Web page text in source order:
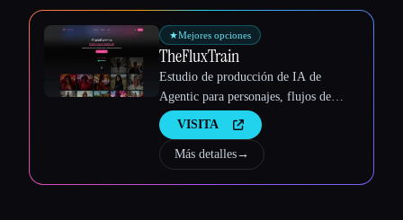
★Mejores opciones
TheFluxTrain
Estudio de producción de IA de
Agentic para personajes, flujos de
trabajo y vídeos coherentes
VISITA
Más detalles→